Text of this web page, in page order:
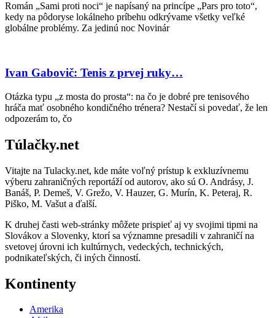
Román „Sami proti noci“ je napísaný na princípe „Pars pro toto“,
kedy na pôdoryse lokálneho príbehu odkrývame všetky veľké
globálne problémy. Za jedinú noc Novinár
Ivan Gabovič: Tenis z prvej ruky…
Otázka typu „z mosta do prosta“: na čo je dobré pre tenisového
hráča mať osobného kondičného trénera? Nestačí si povedať, že len
odpozerám to, čo
Túlačky.net
Vitajte na Tulacky.net, kde máte voľný prístup k exkluzívnemu
výberu zahraničných reportáží od autorov, ako sú O. Andrásy, J.
Banáš, P. Demeš, V. Grežo, V. Hauzer, G. Murín, K. Peteraj, R.
Piško, M. Vašut a ďalší.
K druhej časti web-stránky môžete prispieť aj vy svojimi tipmi na
Slovákov a Slovenky, ktorí sa významne presadili v zahraničí na
svetovej úrovni ich kultúrnych, vedeckých, technických,
podnikateľských, či iných činností.
Kontinenty
Amerika